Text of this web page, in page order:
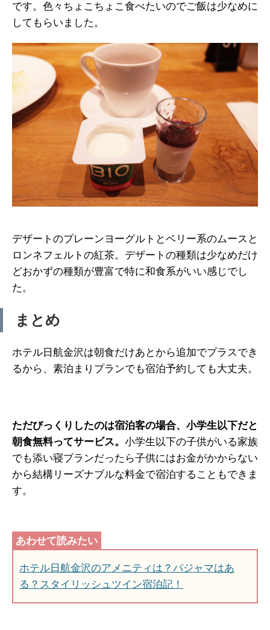
です。色々ちょこちょこ食べたいのでご飯は少なめに
してもらいました。
デザートのプレーンヨーグルトとベリー系のムースと
ロンネフェルトの紅茶。デザートの種類は少なめだけ
どおかずの種類が豊富で特に和食系がいい感じでし
た。
まとめ
ホテル日航金沢は朝食だけあとから追加でプラスでき
るから、素泊まりプランでも宿泊予約しても大丈夫。
ただびっくりしたのは宿泊客の場合、小学生以下だと
朝食無料ってサービス。 小学生以下の子供がいる家族
でも添い寝プランだったら子供にはお金がかからない
から結構リーズナブルな料金で宿泊することもできま
す。
ホテル日航金沢のアメニティは？パジャマはあ
る？スタイリッシュツイン宿泊記！